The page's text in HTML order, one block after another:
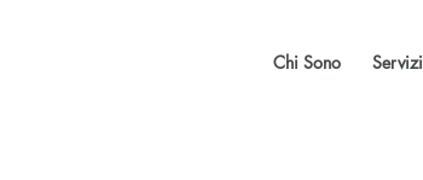
Chi Sono Servizi